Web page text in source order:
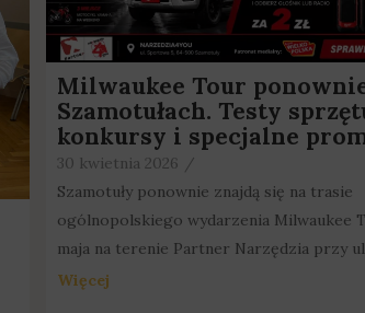
Milwaukee Tour
Szamotułach. Testy
konkursy i specjalne
30 kwietnia 2026 /
Szamotuły ponownie znajdą się na trasie
ogólnopolskiego wydarzenia Milwaukee
maja na terenie Partner Narzędzia przy
Więcej